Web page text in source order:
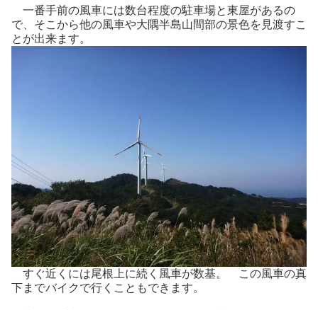
一番手前の風車には数台程度の駐車場と東屋があるの
で、そこから他の風車や大隅半島山間部の景色を見渡すこ
とが出来ます。
すぐ近くには尾根上に続く風車が数基。 この風車の真
下までバイクで行くこともできます。